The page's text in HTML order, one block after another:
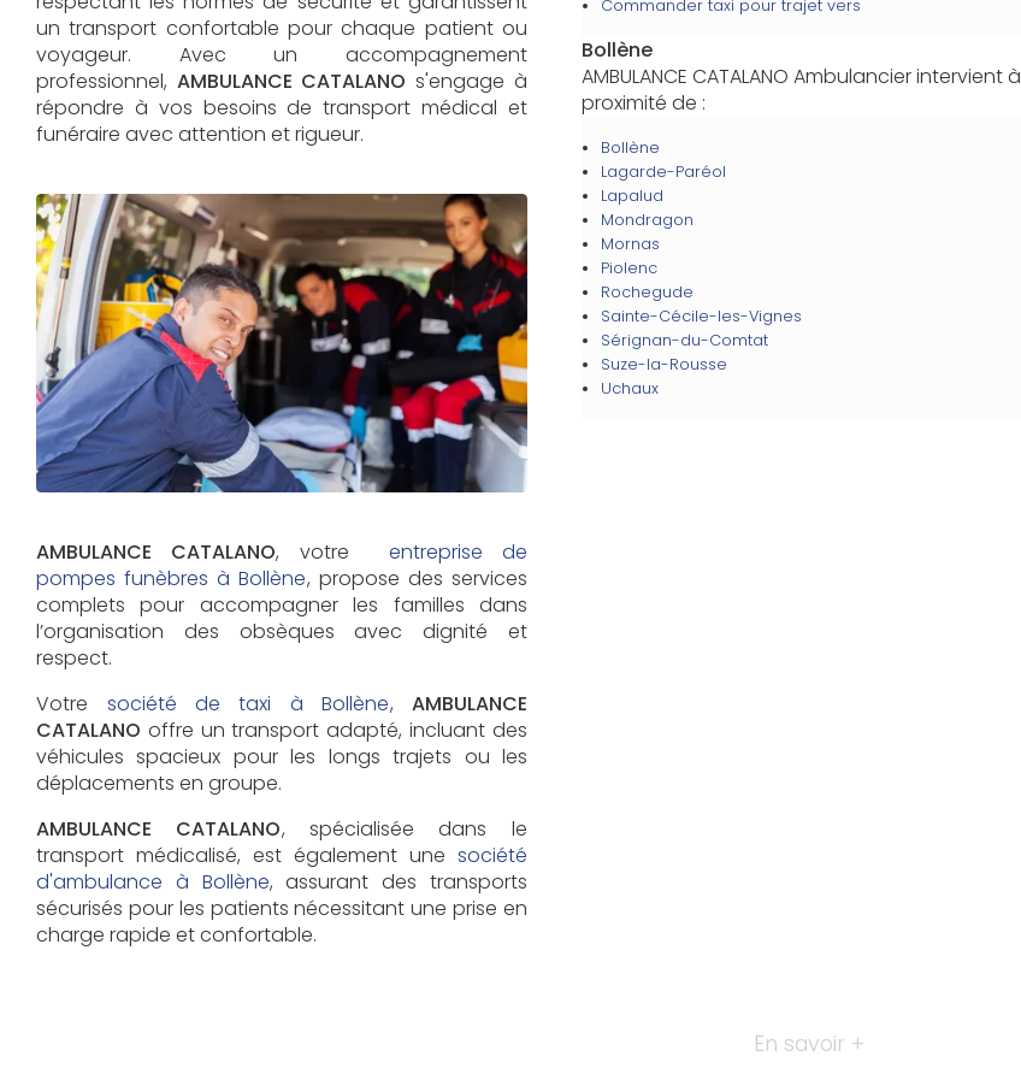
un transport confortable pour chaque patient ou
voyageur. Avec un accompagnement
professionnel, AMBULANCE CATALANO s'engage à
répondre à vos besoins de transport médical et
funéraire avec attention et rigueur.
AMBULANCE CATALANO, votre entreprise de
pompes funèbres à Bollène, propose des services
complets pour accompagner les familles dans
l’organisation des obsèques avec dignité et
respect.
Votre société de taxi à Bollène, AMBULANCE
CATALANO offre un transport adapté, incluant des
véhicules spacieux pour les longs trajets ou les
déplacements en groupe.
AMBULANCE CATALANO, spécialisée dans le
transport médicalisé, est également une société
d'ambulance à Bollène, assurant des transports
sécurisés pour les patients nécessitant une prise en
charge rapide et confortable.
Commander taxi pour trajet vers
Bollène
AMBULANCE CATALANO Ambulancier intervient à
proximité de :
Bollène
Lagarde-Paréol
Lapalud
Mondragon
Mornas
Piolenc
Rochegude
Sainte-Cécile-les-Vignes
Sérignan-du-Comtat
Suze-la-Rousse
Uchaux
En savoir +